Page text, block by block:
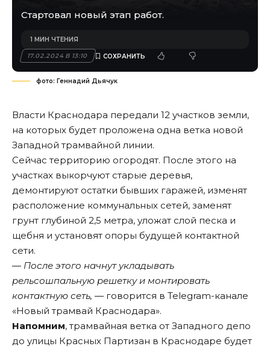
Стартовал новый этап работ.
17.02.2024 В 13:10
1 МИН ЧТЕНИЯ
фото: Геннадий Дьячук
Власти Краснодара передали 12 участков земли,
на которых будет проложена одна ветка новой
Западной трамвайной линии.
Сейчас территорию огородят. После этого на
участках выкорчуют старые деревья,
демонтируют остатки бывших гаражей, изменят
расположение коммунальных сетей, заменят
грунт глубиной 2,5 метра, уложат слой песка и
щебня и установят опоры будущей контактной
сети.
― После этого начнут укладывать
рельсошпальную решетку и монтировать
контактную сеть, ― говорится в Telegram-канале
«Новый трамвай Краснодара».
Напомним, трамвайная ветка от Западного депо
до улицы Красных Партизан в Краснодаре будет